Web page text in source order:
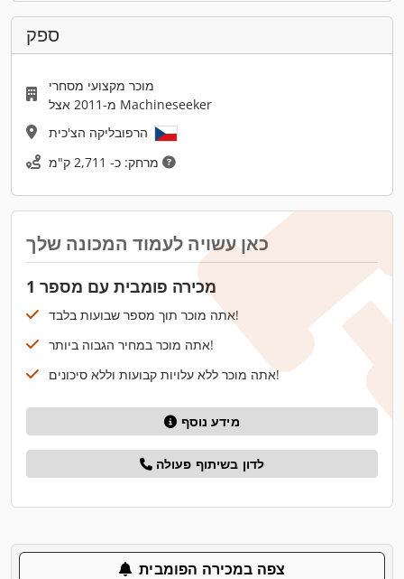
ספק
מוכר מקצועי מסחרי
מ-2011 אצל Machineseeker
כאן עשויה לעמוד המכונה שלך
מכירה פומבית עם מספר 1
אתה מוכר תוך מספר שבועות בלבד!
אתה מוכר במחיר הגבוה ביותר!
אתה מוכר ללא עלויות קבועות וללא סיכונים!
מידע נוסף
לדון בשיתוף פעולה
צפה במכירה הפומבית